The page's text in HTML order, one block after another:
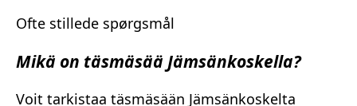
Ofte stillede spørgsmål
Mikä on täsmäsää Jämsänkoskella?
Voit tarkistaa täsmäsään Jämsänkoskelta